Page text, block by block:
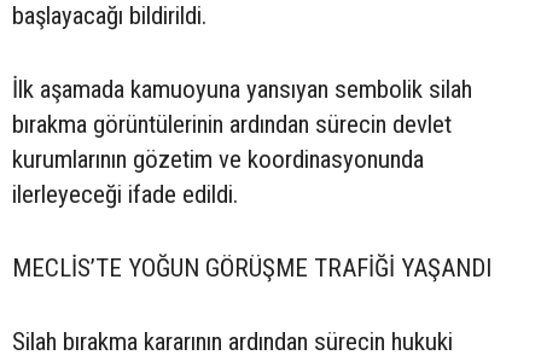
başlayacağı bildirildi.
İlk aşamada kamuoyuna yansıyan sembolik silah
bırakma görüntülerinin ardından sürecin devlet
kurumlarının gözetim ve koordinasyonunda
ilerleyeceği ifade edildi.
MECLİS’TE YOĞUN GÖRÜŞME TRAFİĞİ YAŞANDI
Silah bırakma kararının ardından sürecin hukuki